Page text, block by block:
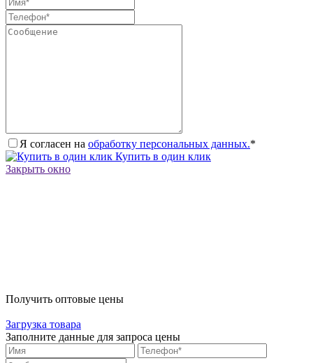
Я согласен на обработку персональных данных.*
Купить в один клик
Закрыть окно
Получить оптовые цены
Загрузка товара
Заполните данные для запроса цены